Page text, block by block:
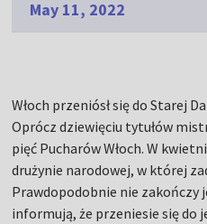
May 11, 2022
Włoch przeniósł się do Starej
Oprócz dziewięciu tytułów
pięć Pucharów Włoch. W
drużynie narodowej, w której
Prawdopodobnie nie zakończy
informują, że przeniesie się do